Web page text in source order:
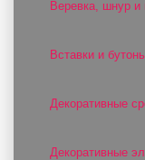
Веревка, шнур и
Вставки и
Декоративные
Декоративные